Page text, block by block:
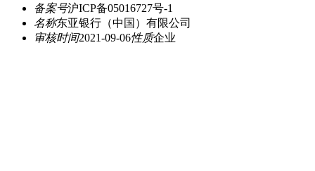
备案号沪ICP备05016727号-1
名称东亚银行（中国）有限公司
审核时间2021-09-06性质企业